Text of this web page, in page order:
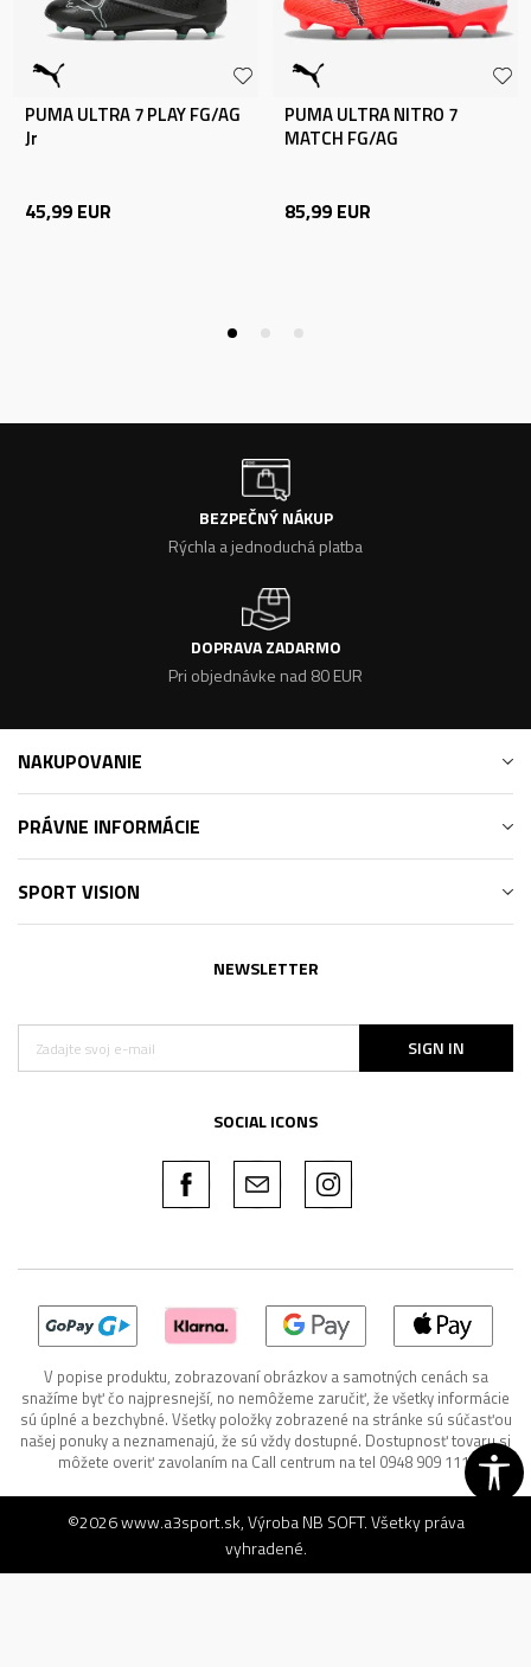
PUMA ULTRA 7 PLAY FG/AG
Jr
45,99 EUR
PUMA ULTRA NITRO 7
MATCH FG/AG
85,99 EUR
BEZPEČNÝ NÁKUP
Rýchla a jednoduchá platba
DOPRAVA ZADARMO
Pri objednávke nad 80 EUR
NAKUPOVANIE
PRÁVNE INFORMÁCIE
SPORT VISION
NEWSLETTER
SIGN IN
SOCIAL ICONS
V popise produktu, zobrazovaní obrázkov a samotných cenách sa
snažíme byť čo najpresnejší, no nemôžeme zaručiť, že všetky informácie
sú úplné a bezchybné. Všetky položky zobrazené na stránke sú súčasťou
našej ponuky a neznamenajú, že sú vždy dostupné. Dostupnosť tovaru si
môžete overiť zavolaním na Call centrum na tel 0948 909 111.
©2026www.a3sport.sk, VýrobaNB SOFT. Všetky práva
vyhradené.